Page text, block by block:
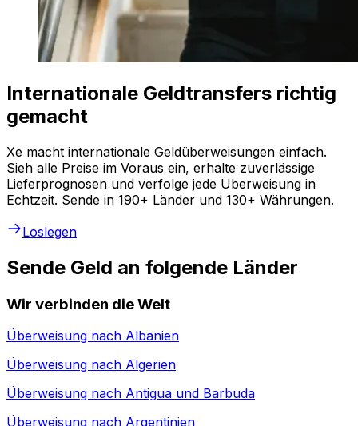
Internationale Geldtransfers richtig
gemacht
Xe macht internationale Geldüberweisungen einfach.
Sieh alle Preise im Voraus ein, erhalte zuverlässige
Lieferprognosen und verfolge jede Überweisung in
Echtzeit. Sende in 190+ Länder und 130+ Währungen.
Loslegen
Sende Geld an folgende Länder
Wir verbinden die Welt
Überweisung nach Albanien
Überweisung nach Algerien
Überweisung nach Antigua und Barbuda
Überweisung nach Argentinien